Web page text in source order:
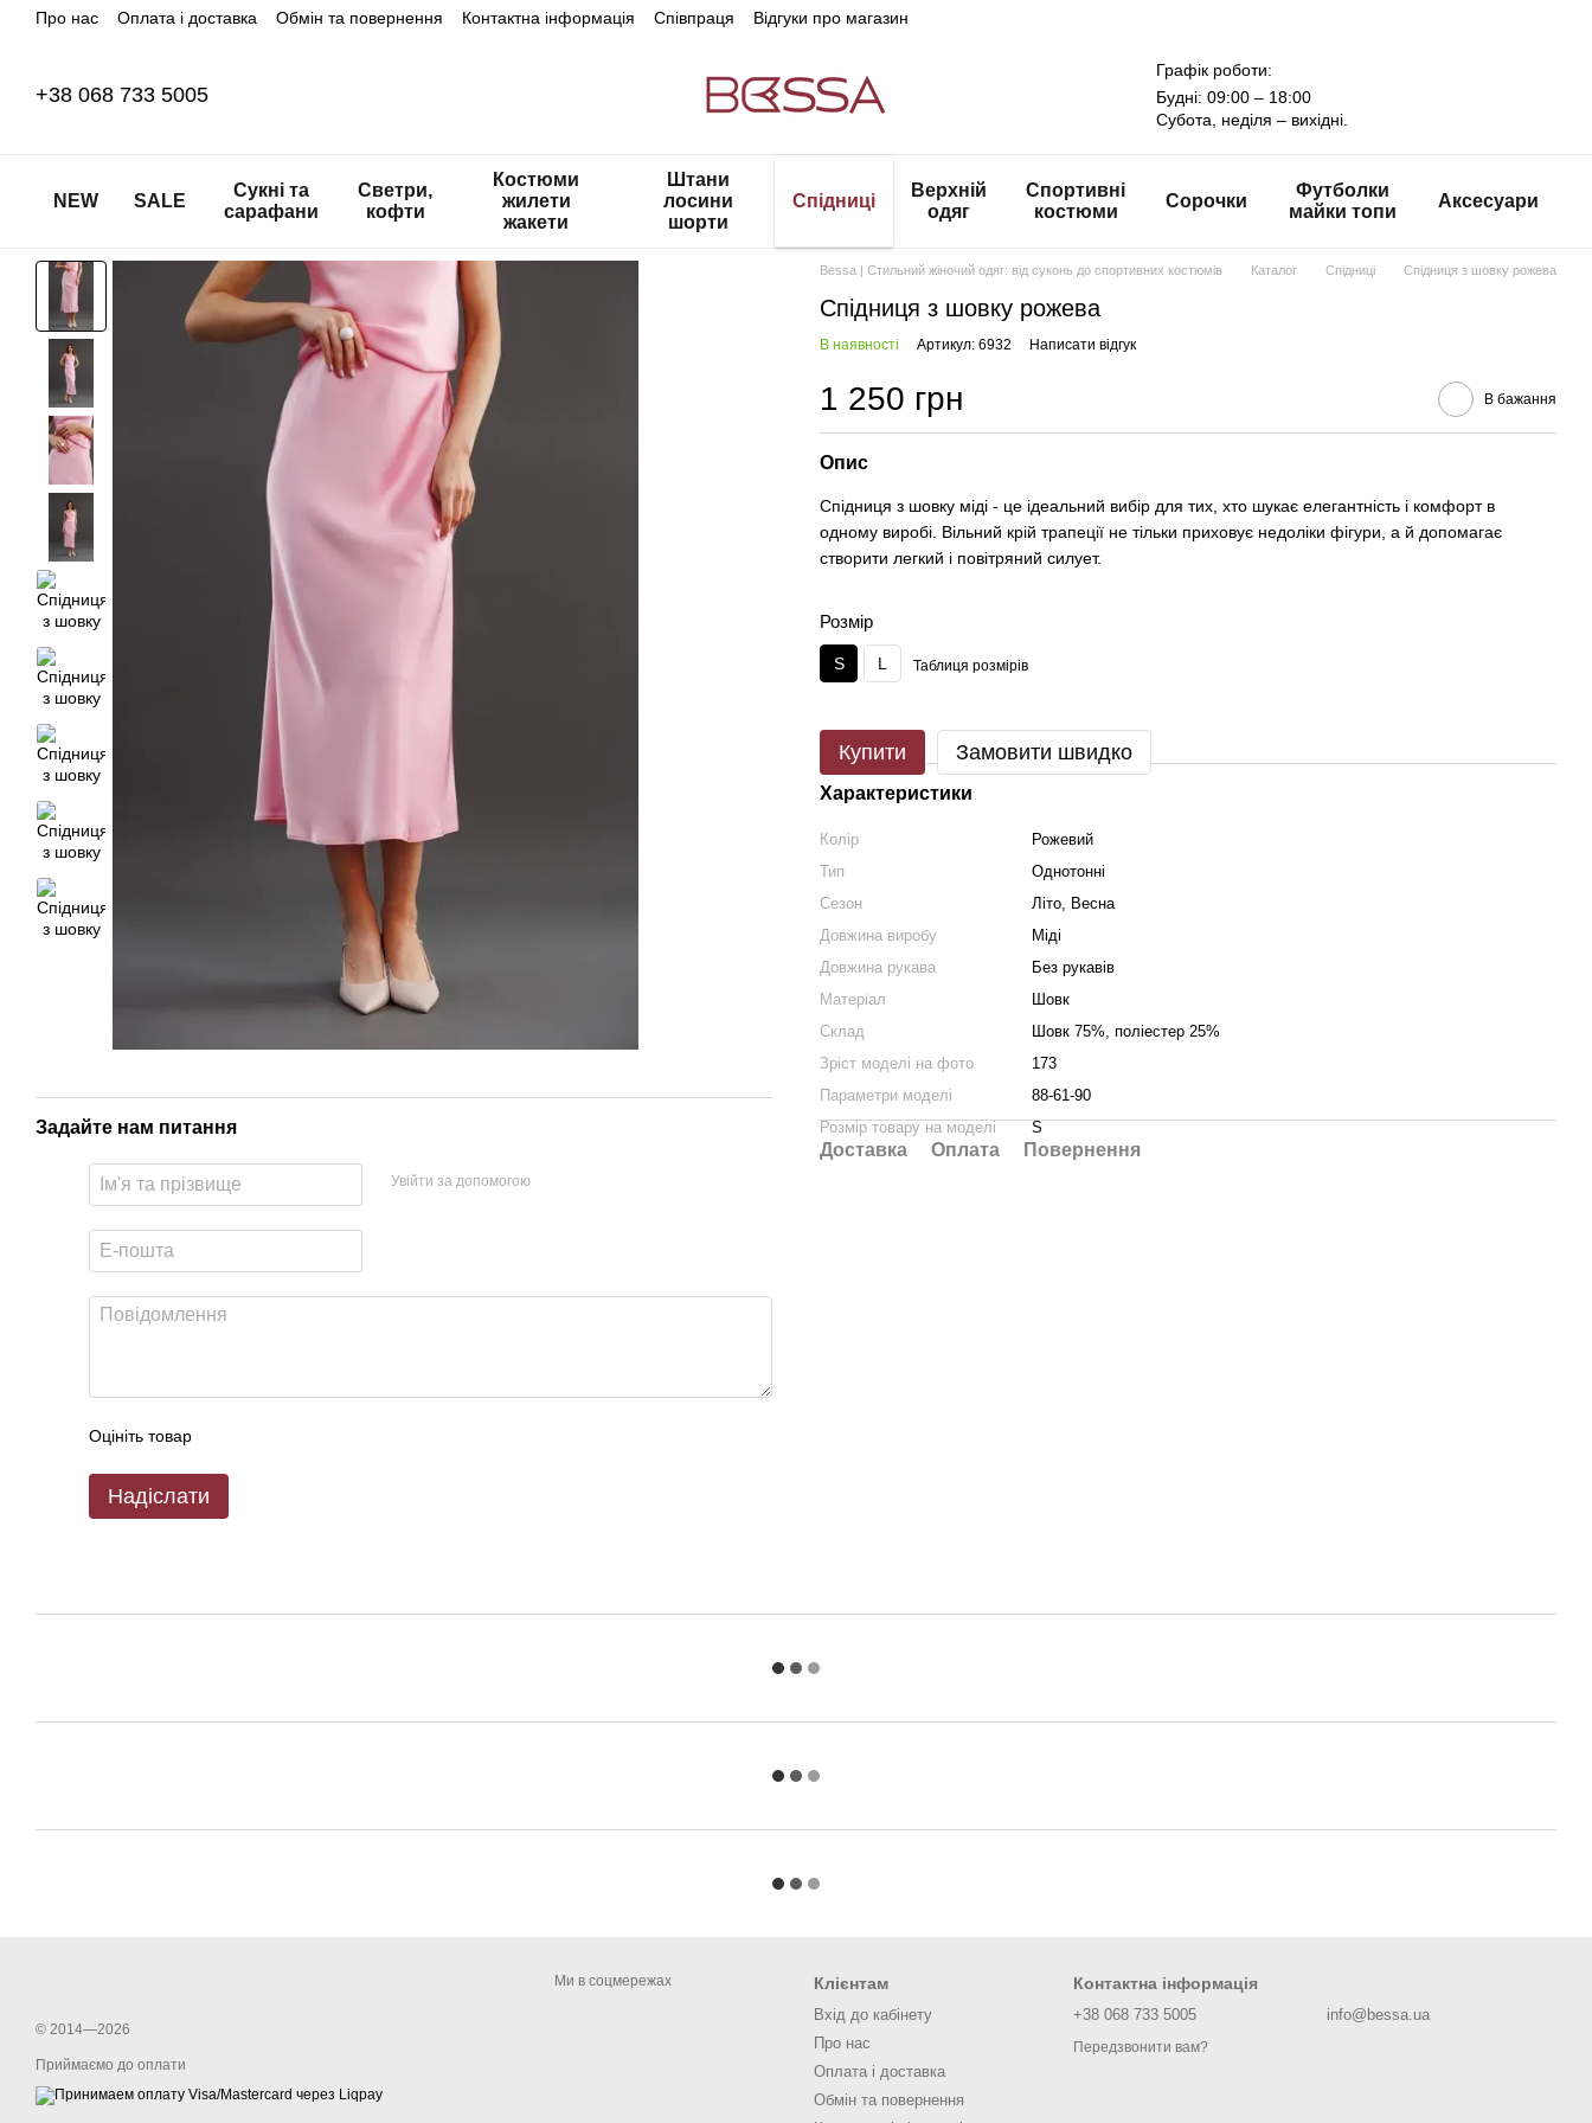
Перейти до основного контенту
Про нас Оплата і доставка Обмін та повернення Контактна інформація Співпраця Відгуки про магазин
+38 068 733 5005
Графік роботи:
Будні: 09:00 – 18:00
Субота, неділя – вихідні.
NEW SALE
Сукні та
сарафани
Светри,
кофти
Костюми
жилети
жакети
Штани
лосини
шорти
Спідниці
Верхній
одяг
Спортивні
костюми
Сорочки
Футболки
майки топи
Аксесуари
Задайте нам питання
Увійти за допомогою
Оцініть товар
Надіслати
Bessa | Стильний жіночий одяг: від суконь до спортивних костюмів Каталог Спідниці Спідниця з шовку рожева
Спідниця з шовку рожева
В наявності Артикул: 6932 Написати відгук
1 250 грн В бажання
Опис
Cпідниця з шовку міді - це ідеальний вибір для тих, хто шукає елегантність і комфорт в
одному виробі. Вільний крій трапеції не тільки приховує недоліки фігури, а й допомагає
створити легкий і повітряний силует.
Розмір
S L Таблиця розмірів
Купити Замовити швидко
Характеристики
Колір
Рожевий
Тип
Однотонні
Сезон
Літо, Весна
Довжина виробу
Міді
Довжина рукава
Без рукавів
Матеріал
Шовк
Склад
Шовк 75%, поліестер 25%
Зріст моделі на фото
173
Параметри моделі
88-61-90
Розмір товару на моделі
S
Доставка Оплата Повернення
© 2014—2026
Приймаємо до оплати
Ми в соцмережах Клієнтам
Вхід до кабінету
Про нас
Оплата і доставка
Обмін та повернення
Контактна інформація
+38 068 733 5005
Передзвонити вам?
info@bessa.ua